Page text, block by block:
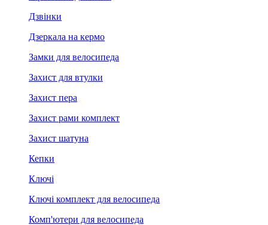
Дзвінки
Дзеркала на кермо
Замки для велосипеда
Захист для втулки
Захист пера
Захист рами комплект
Захист шатуна
Кепки
Ключі
Ключі комплект для велосипеда
Комп'ютери для велосипеда